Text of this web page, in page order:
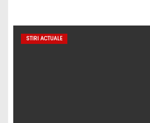
STIRI ACTUALE